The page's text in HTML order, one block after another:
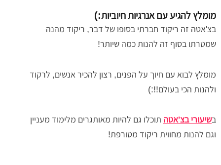
מומלץ להגיע עם אנרגיות חיוביות:)
בצ'אטה זה ריקוד חברתי בסופו של דבר, ריקוד מהנה
שמטרתו בסוף זה להנות כמה שיותר!
מומלץ לבוא עם חיוך על הפנים, רצון להכיר אנשים, לרקוד
ולהנות הכי בעולם!!:)
בשיעורי בצ'אטה תוכלו גם להיות מאותגרים מלימוד מעניין
וגם להנות מחווית ריקוד מטורפת!